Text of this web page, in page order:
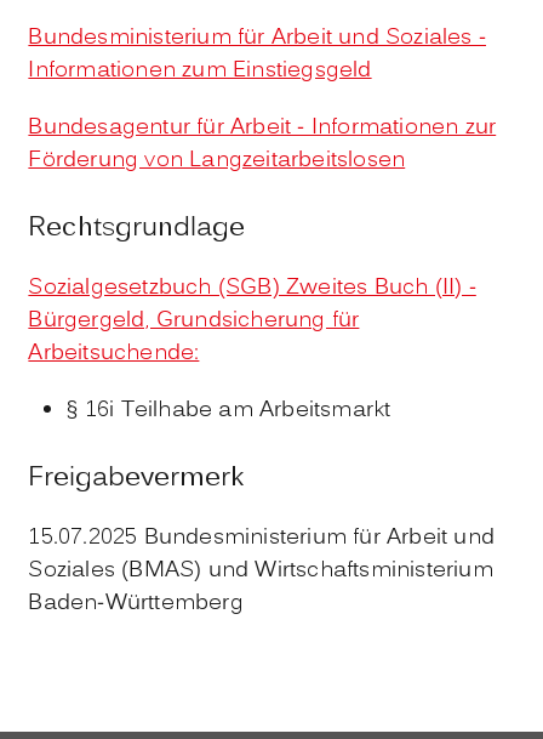
Bundesministerium für Arbeit und Soziales -
Informationen zum Einstiegsgeld
Bundesagentur für Arbeit - Informationen zur
Förderung von Langzeitarbeitslosen
Rechtsgrundlage
Sozialgesetzbuch (SGB) Zweites Buch (II) -
Bürgergeld, Grundsicherung für
Arbeitsuchende:
§ 16i Teilhabe am Arbeitsmarkt
Freigabevermerk
15.07.2025 Bundesministerium für Arbeit und
Soziales (BMAS) und Wirtschaftsministerium
Baden-Württemberg